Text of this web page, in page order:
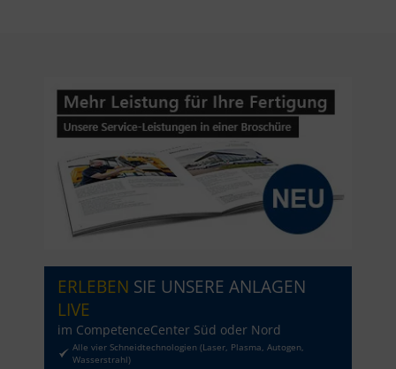
ERLEBEN SIE UNSERE ANLAGEN
LIVE
im CompetenceCenter Süd oder Nord
Alle vier Schneidtechnologien (Laser, Plasma, Autogen,
Wasserstrahl)